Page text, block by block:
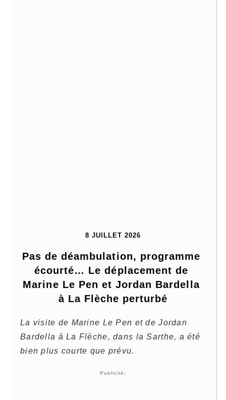
8 JUILLET 2026
Pas de déambulation, programme
écourté… Le déplacement de
Marine Le Pen et Jordan Bardella
à La Flèche perturbé
La visite de Marine Le Pen et de Jordan
Bardella à La Flèche, dans la Sarthe, a été
bien plus courte que prévu.
Publicité: